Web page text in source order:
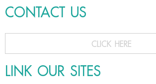
CONTACT US
CLICK HERE
LINK OUR SITES